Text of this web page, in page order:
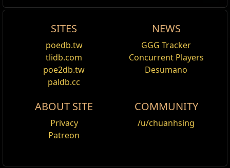
24h
traded
Orbe Divino
Brasa da
Omnichama de Kulemak
2,655
Orbe do Caos
Omnichama de Kulemak
SITES
poedb.tw
tlidb.com
poe2db.tw
paldb.cc
NEWS
GGG Tracker
Concurrent Players
Desumano
ABOUT SITE
Privacy
Patreon
COMMUNITY
/u/chuanhsing